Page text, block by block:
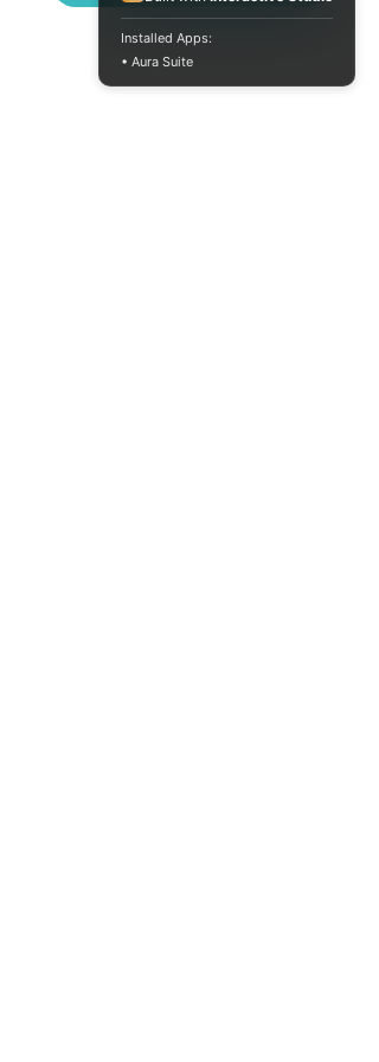
Installed Apps:
• Aura Suite